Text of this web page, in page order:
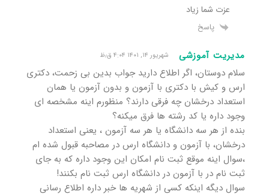
عزت شما زیاد
پاسخ
مدیریت آموزشی شهریور ۱۴, ۱۴۰۱ ۴:۰۴ ق٫ظ
سلام دوستان، اگر اطلاع دارید جواب بدین بی زحمت، دکتری
ارس و کیش با دکتری با آزمون و بدون آزمون یا همان
استعداد درخشان چه فرقی دارند؟ منظورم اینه مشخصه ای
وجود داره یا کد رشته ها فرق میکنه؟
بنده از هر سه دانشگاه یا هر سه آزمون ، یعنی استعداد
درخشان، با آزمون و دانشگاه ارس در مصاحبه قبول شده ام
،سوال اینه موقع ثبت نام امکان این وجود داره که به جای
ثبت نام در با آزمون در دانشگاه ارس ثبت نام بکنند!
سوال دیگه اینکه کسی از شهریه ها خبر داره اطلاع رسانی